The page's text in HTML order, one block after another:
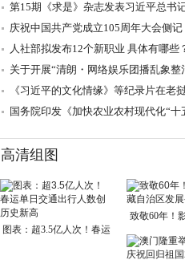
第15期《求是》杂志发表习近平总书
庆祝中国共产党成立105周年大会侧记
人社部拟发布12个新职业 具体有哪些
→
关于开展“清朗・网络娱乐团播乱象整
的通知
《习近平的文化情缘》等纪录片在老
国务院印发《加快农业农村现代化“十
高清组图
图表：超3.5亿人次！春运
致敬60年！
自治区